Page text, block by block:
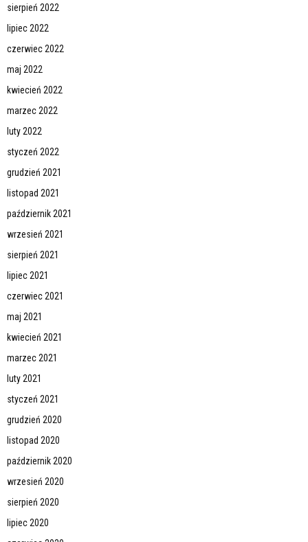
sierpień 2022
lipiec 2022
czerwiec 2022
maj 2022
kwiecień 2022
marzec 2022
luty 2022
styczeń 2022
grudzień 2021
listopad 2021
październik 2021
wrzesień 2021
sierpień 2021
lipiec 2021
czerwiec 2021
maj 2021
kwiecień 2021
marzec 2021
luty 2021
styczeń 2021
grudzień 2020
listopad 2020
październik 2020
wrzesień 2020
sierpień 2020
lipiec 2020